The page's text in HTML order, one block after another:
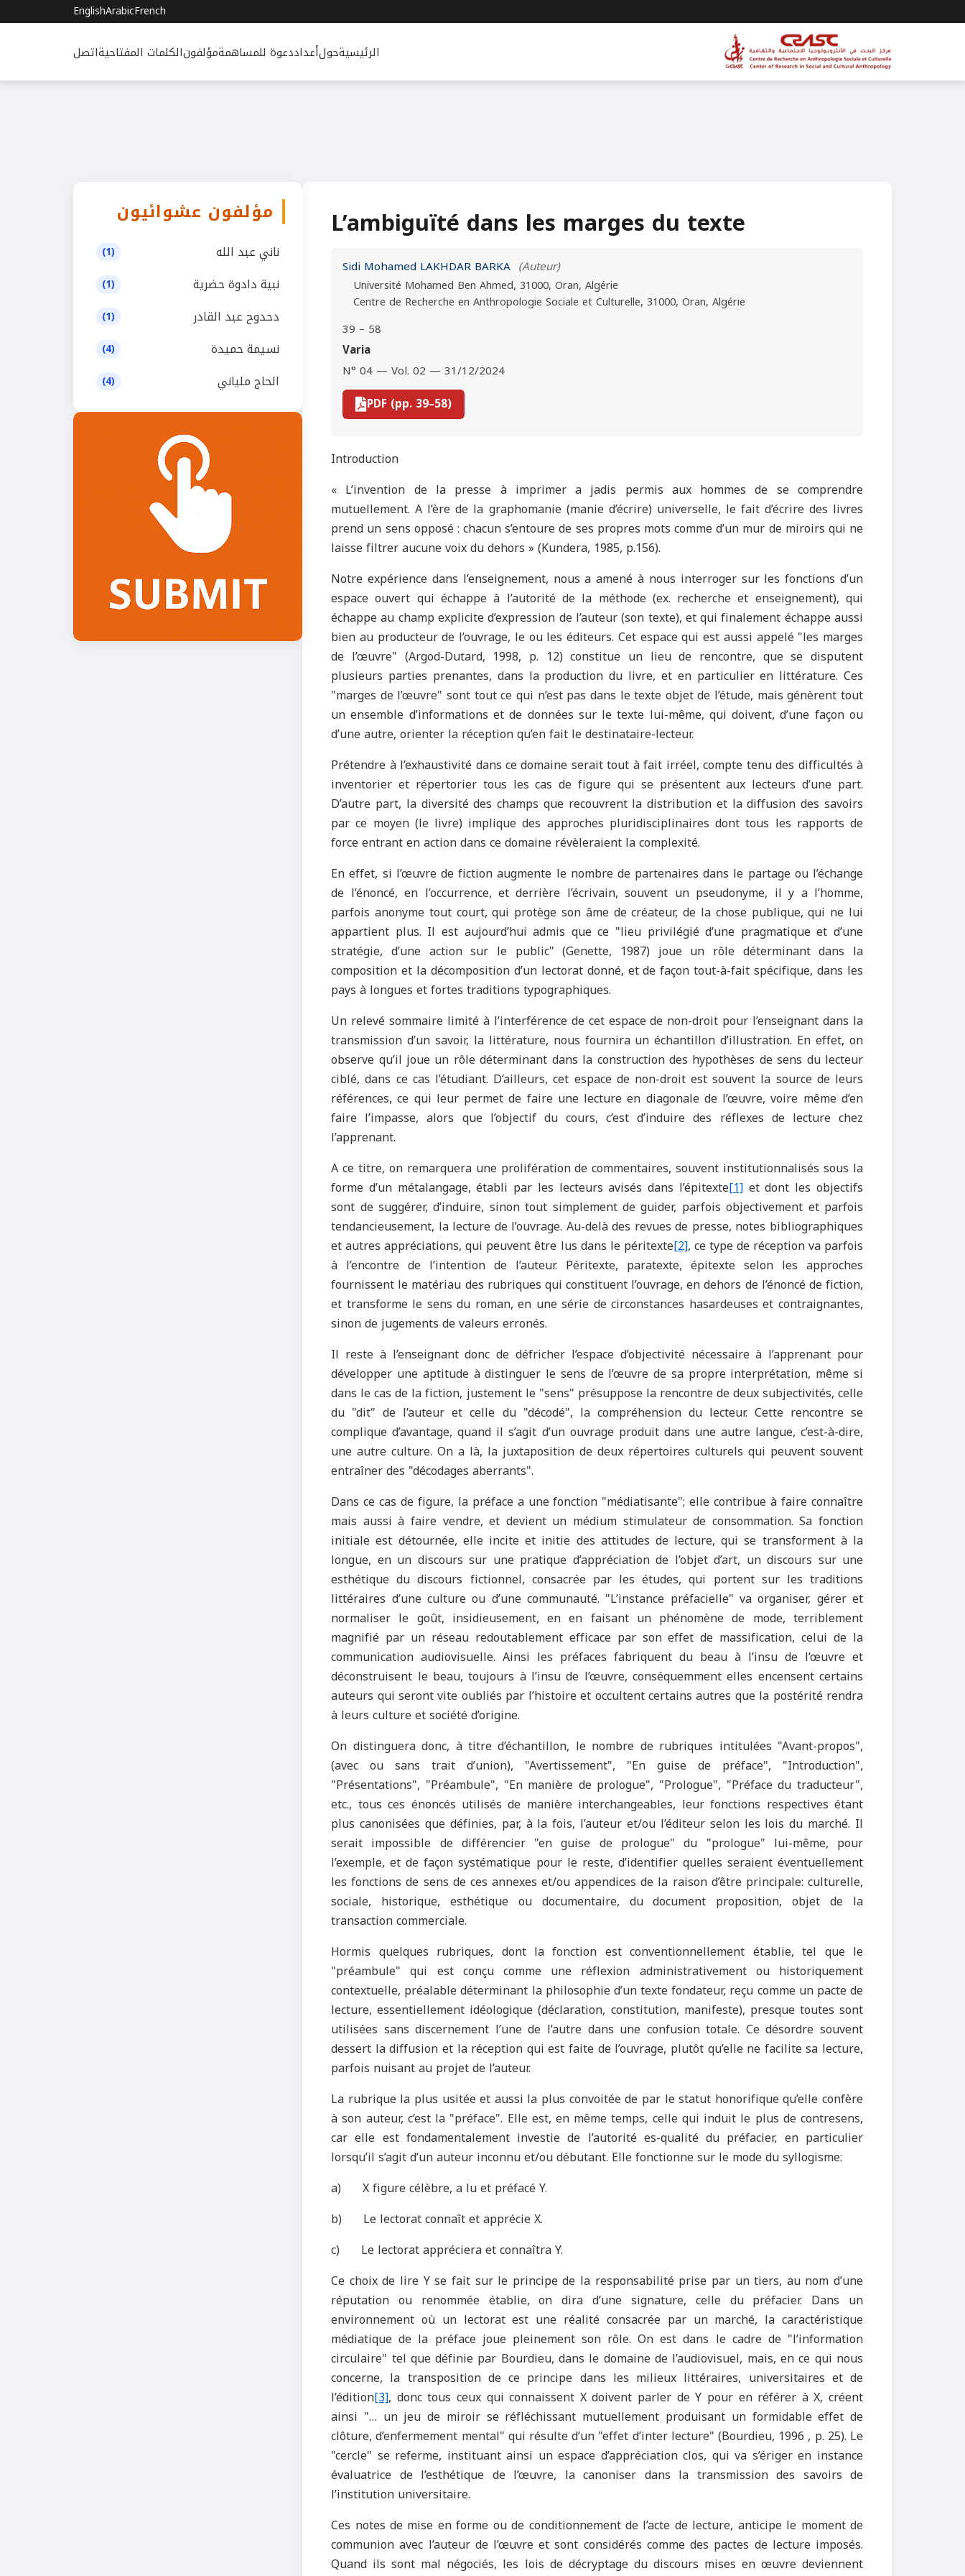
French
Arabic
English
الرئيسيةحولأعداددعوة للمساهمةمؤلفونالكلمات المفتاحيةاتصل
L’ambiguïté dans les marges du texte
Sidi Mohamed LAKHDAR BARKA (Auteur)
Université Mohamed Ben Ahmed, 31000, Oran, Algérie
Centre de Recherche en Anthropologie Sociale et Culturelle, 31000, Oran, Algérie
39 – 58
Varia
N° 04 — Vol. 02 — 31/12/2024
PDF (pp. 39–58)
Introduction
« L’invention de la presse à imprimer a jadis permis aux hommes de se comprendre
mutuellement. A l’ère de la graphomanie (manie d’écrire) universelle, le fait d’écrire des livres
prend un sens opposé : chacun s’entoure de ses propres mots comme d’un mur de miroirs qui ne
laisse filtrer aucune voix du dehors » (Kundera, 1985, p.156).
Notre expérience dans l’enseignement, nous a amené à nous interroger sur les fonctions d’un
espace ouvert qui échappe à l’autorité de la méthode (ex. recherche et enseignement), qui
échappe au champ explicite d’expression de l’auteur (son texte), et qui finalement échappe aussi
bien au producteur de l’ouvrage, le ou les éditeurs. Cet espace qui est aussi appelé "les marges
de l’œuvre" (Argod-Dutard, 1998, p. 12) constitue un lieu de rencontre, que se disputent
plusieurs parties prenantes, dans la production du livre, et en particulier en littérature. Ces
"marges de l’œuvre" sont tout ce qui n’est pas dans le texte objet de l’étude, mais génèrent tout
un ensemble d’informations et de données sur le texte lui-même, qui doivent, d’une façon ou
d’une autre, orienter la réception qu’en fait le destinataire-lecteur.
Prétendre à l’exhaustivité dans ce domaine serait tout à fait irréel, compte tenu des difficultés à
inventorier et répertorier tous les cas de figure qui se présentent aux lecteurs d’une part.
D’autre part, la diversité des champs que recouvrent la distribution et la diffusion des savoirs
par ce moyen (le livre) implique des approches pluridisciplinaires dont tous les rapports de
force entrant en action dans ce domaine révèleraient la complexité.
En effet, si l’œuvre de fiction augmente le nombre de partenaires dans le partage ou l’échange
de l’énoncé, en l’occurrence, et derrière l’écrivain, souvent un pseudonyme, il y a l’homme,
parfois anonyme tout court, qui protège son âme de créateur, de la chose publique, qui ne lui
appartient plus. Il est aujourd’hui admis que ce "lieu privilégié d’une pragmatique et d’une
stratégie, d’une action sur le public" (Genette, 1987) joue un rôle déterminant dans la
composition et la décomposition d’un lectorat donné, et de façon tout-à-fait spécifique, dans les
pays à longues et fortes traditions typographiques.
Un relevé sommaire limité à l’interférence de cet espace de non-droit pour l’enseignant dans la
transmission d’un savoir, la littérature, nous fournira un échantillon d’illustration. En effet, on
observe qu’il joue un rôle déterminant dans la construction des hypothèses de sens du lecteur
ciblé, dans ce cas l’étudiant. D’ailleurs, cet espace de non-droit est souvent la source de leurs
références, ce qui leur permet de faire une lecture en diagonale de l’œuvre, voire même d’en
faire l’impasse, alors que l’objectif du cours, c’est d’induire des réflexes de lecture chez
l’apprenant.
A ce titre, on remarquera une prolifération de commentaires, souvent institutionnalisés sous la
forme d’un métalangage, établi par les lecteurs avisés dans l’épitexte[1]et dont les objectifs
sont de suggérer, d’induire, sinon tout simplement de guider, parfois objectivement et parfois
tendancieusement, la lecture de l’ouvrage. Au-delà des revues de presse, notes bibliographiques
et autres appréciations, qui peuvent être lus dans le péritexte[2], ce type de réception va parfois
à l’encontre de l’intention de l’auteur. Péritexte, paratexte, épitexte selon les approches
fournissent le matériau des rubriques qui constituent l’ouvrage, en dehors de l’énoncé de fiction,
et transforme le sens du roman, en une série de circonstances hasardeuses et contraignantes,
sinon de jugements de valeurs erronés.
Il reste à l’enseignant donc de défricher l’espace d’objectivité nécessaire à l’apprenant pour
développer une aptitude à distinguer le sens de l’œuvre de sa propre interprétation, même si
dans le cas de la fiction, justement le "sens" présuppose la rencontre de deux subjectivités, celle
du "dit" de l’auteur et celle du "décodé", la compréhension du lecteur. Cette rencontre se
complique d’avantage, quand il s’agit d’un ouvrage produit dans une autre langue, c’est-à-dire,
une autre culture. On a là, la juxtaposition de deux répertoires culturels qui peuvent souvent
entraîner des "décodages aberrants".
Dans ce cas de figure, la préface a une fonction "médiatisante"; elle contribue à faire connaître
mais aussi à faire vendre, et devient un médium stimulateur de consommation. Sa fonction
initiale est détournée, elle incite et initie des attitudes de lecture, qui se transforment à la
longue, en un discours sur une pratique d’appréciation de l’objet d’art, un discours sur une
esthétique du discours fictionnel, consacrée par les études, qui portent sur les traditions
littéraires d’une culture ou d’une communauté. "L’instance préfacielle" va organiser, gérer et
normaliser le goût, insidieusement, en en faisant un phénomène de mode, terriblement
magnifié par un réseau redoutablement efficace par son effet de massification, celui de la
communication audiovisuelle. Ainsi les préfaces fabriquent du beau à l’insu de l’œuvre et
déconstruisent le beau, toujours à l’insu de l’œuvre, conséquemment elles encensent certains
auteurs qui seront vite oubliés par l’histoire et occultent certains autres que la postérité rendra
à leurs culture et société d’origine.
On distinguera donc, à titre d’échantillon, le nombre de rubriques intitulées "Avant-propos",
(avec ou sans trait d’union), "Avertissement", "En guise de préface", "Introduction",
"Présentations", "Préambule", "En manière de prologue", "Prologue", "Préface du traducteur",
etc., tous ces énoncés utilisés de manière interchangeables, leur fonctions respectives étant
plus canonisées que définies, par, à la fois, l’auteur et/ou l’éditeur selon les lois du marché. Il
serait impossible de différencier "en guise de prologue" du "prologue" lui-même, pour
l’exemple, et de façon systématique pour le reste, d’identifier quelles seraient éventuellement
les fonctions de sens de ces annexes et/ou appendices de la raison d’être principale: culturelle,
sociale, historique, esthétique ou documentaire, du document proposition, objet de la
transaction commerciale.
Hormis quelques rubriques, dont la fonction est conventionnellement établie, tel que le
"préambule" qui est conçu comme une réflexion administrativement ou historiquement
contextuelle, préalable déterminant la philosophie d’un texte fondateur, reçu comme un pacte de
lecture, essentiellement idéologique (déclaration, constitution, manifeste), presque toutes sont
utilisées sans discernement l’une de l’autre dans une confusion totale. Ce désordre souvent
dessert la diffusion et la réception qui est faite de l’ouvrage, plutôt qu’elle ne facilite sa lecture,
parfois nuisant au projet de l’auteur.
La rubrique la plus usitée et aussi la plus convoitée de par le statut honorifique qu’elle confère
à son auteur, c’est la "préface". Elle est, en même temps, celle qui induit le plus de contresens,
car elle est fondamentalement investie de l’autorité es-qualité du préfacier, en particulier
lorsqu’il s’agit d’un auteur inconnu et/ou débutant. Elle fonctionne sur le mode du syllogisme:
a)X figure célèbre, a lu et préfacé Y.
b) Le lectorat connaît et apprécie X.
c) Le lectorat appréciera et connaîtra Y.
Ce choix de lire Y se fait sur le principe de la responsabilité prise par un tiers, au nom d’une
réputation ou renommée établie, on dira d’une signature, celle du préfacier. Dans un
environnement où un lectorat est une réalité consacrée par un marché, la caractéristique
médiatique de la préface joue pleinement son rôle. On est dans le cadre de "l’information
circulaire" tel que définie par Bourdieu, dans le domaine de l’audiovisuel, mais, en ce qui nous
concerne, la transposition de ce principe dans les milieux littéraires, universitaires et de
l’édition[3], donc tous ceux qui connaissent X doivent parler de Y pour en référer à X, créent
ainsi "… un jeu de miroir se réfléchissant mutuellement produisant un formidable effet de
clôture, d’enfermement mental"qui résulte d’un"effet d’inter lecture"(Bourdieu, 1996 , p. 25). Le
"cercle" se referme, instituant ainsi un espace d’appréciation clos, qui va s’ériger en instance
évaluatrice de l’esthétique de l’œuvre, la canoniser dans la transmission des savoirs de
l’institution universitaire.
Ces notes de mise en forme ou de conditionnement de l’acte de lecture, anticipe le moment de
communion avec l’auteur de l’œuvre et sont considérés comme des pactes de lecture imposés.
Quand ils sont mal négociés, les lois de décryptage du discours mises en œuvre deviennent
مؤلفون عشوائيون
ناني عبد الله (1)
نبية دادوة حضرية (1)
دحدوح عبد القادر (1)
نسيمة حميدة (4)
الحاج ملياني (4)